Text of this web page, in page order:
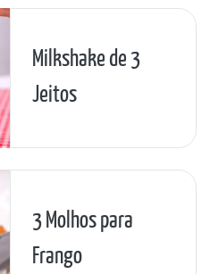
Milkshake de 3
Jeitos
3 Molhos para
Frango